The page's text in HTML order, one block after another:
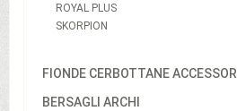
ROYAL PLUS
SKORPION
FIONDE CERBOTTANE ACCESSORI
BERSAGLI ARCHI